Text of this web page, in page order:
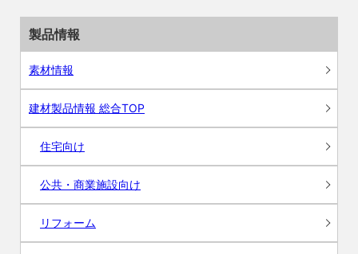
製品情報
素材情報
建材製品情報 総合TOP
住宅向け
公共・商業施設向け
リフォーム